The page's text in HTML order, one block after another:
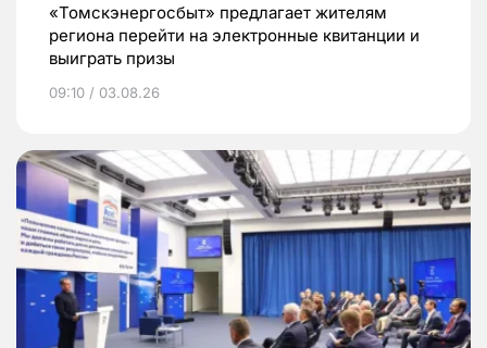
«Томскэнергосбыт» предлагает жителям
региона перейти на электронные квитанции и
выиграть призы
09:10 / 03.08.26